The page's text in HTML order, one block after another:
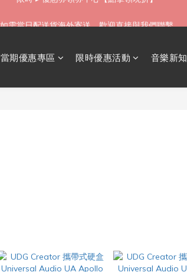
限時 ▸ 優惠券領券中心【點擊領現折】
當期優惠專區 限時優惠活動 音樂新知